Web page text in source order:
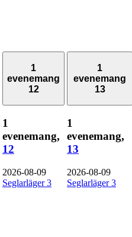
1
evenemang
12
1
evenemang,
12
2026-08-09
Seglarläger 3
1
evenemang
13
1
evenemang,
13
2026-08-09
Seglarläger 3